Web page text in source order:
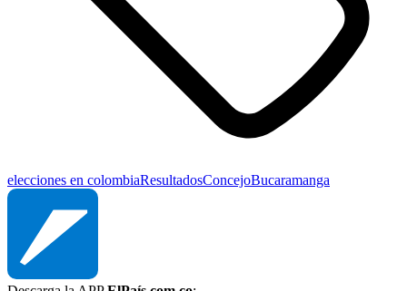
elecciones en colombiaResultadosConcejoBucaramanga